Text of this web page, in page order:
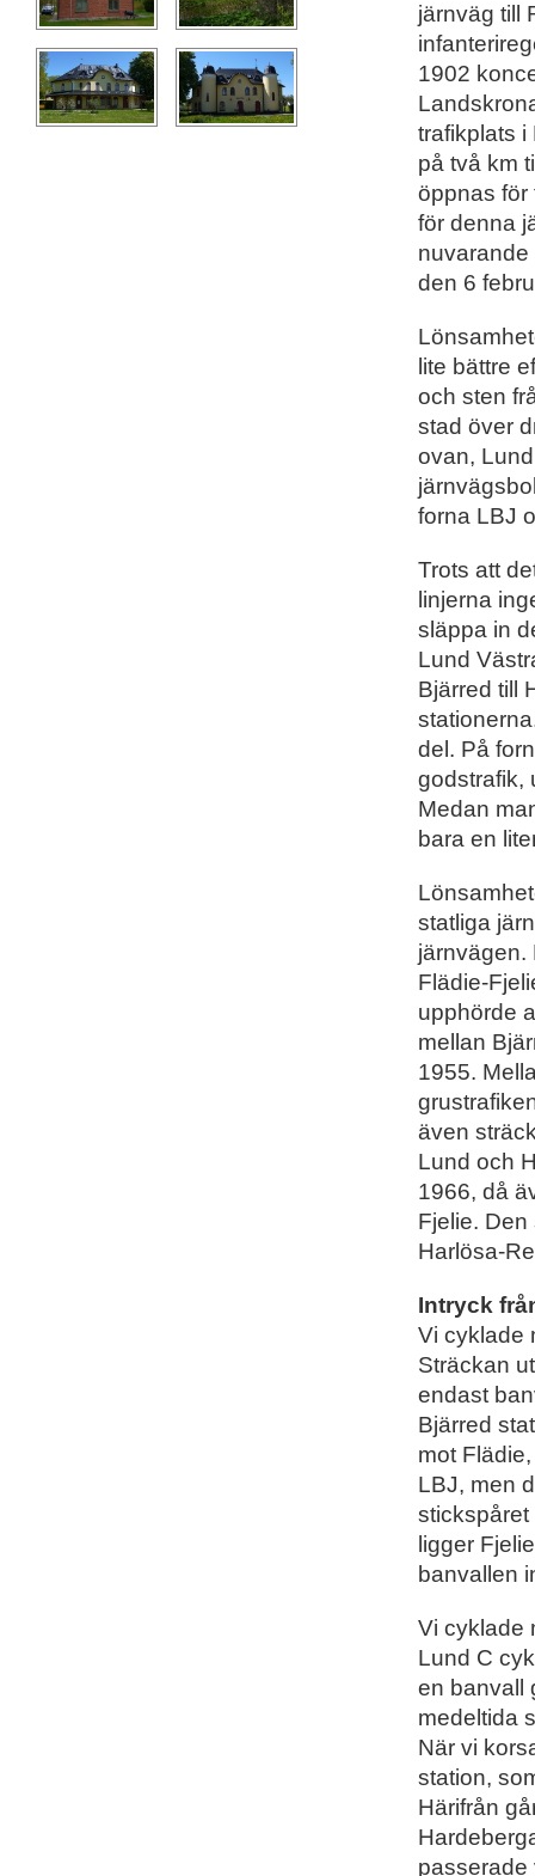
järnväg till
1902
trafikplats i
på två km
öppnas för
för denna
den 6
lite bättre
och sten
stad över
ovan,
forna LBJ
Trots att
linjerna
släppa in
Lund
Bjärred till
del. På
godstrafik,
Medan
bara en
statliga
järnvägen.
Flädie-
upphörde
mellan
1955.
även
Lund och
1966, då
Fjelie.
Harlösa-
Intryck
Vi cyklade
Sträckan
endast
Bjärred
mot
LBJ, men
stickspåret
ligger
banvallen
Vi cyklade
Lund C
en banvall
medeltida
När vi
station,
Härifrån
passerade